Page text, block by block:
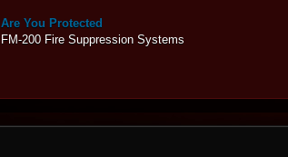
Are You Protected
FM-200 Fire Suppression Systems